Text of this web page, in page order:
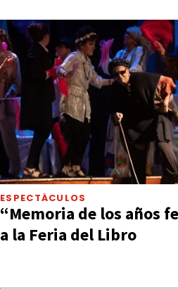
ESPECTÁCULOS
“Memoria de los años
a la Feria del Libro